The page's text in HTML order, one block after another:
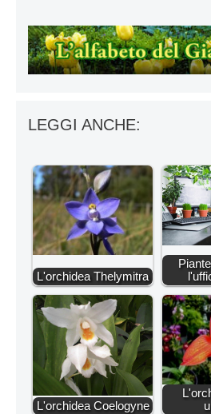
LEGGI ANCHE:
L'orchidea Thelymitra
L'orchidea Coelogyne